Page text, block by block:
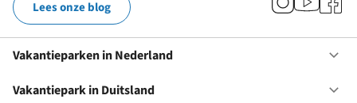
Lees onze blog
Vakantieparken in Nederland
Vakantiepark in Duitsland